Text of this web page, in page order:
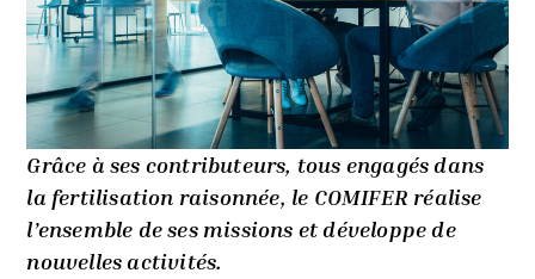
Grâce à ses contributeurs, tous engagés dans
la fertilisation raisonnée, le COMIFER réalise
l’ensemble de ses missions et développe de
nouvelles activités.